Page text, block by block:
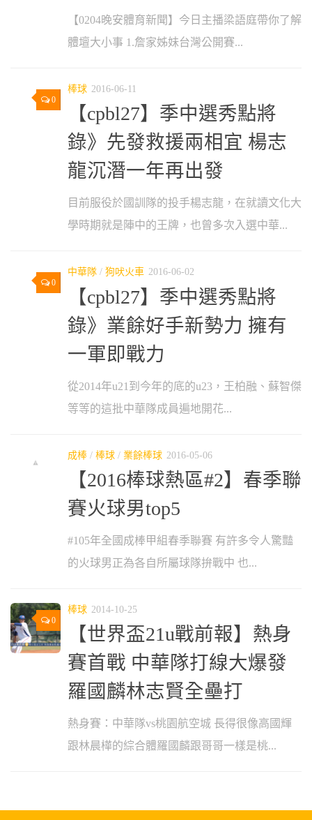
【0204晚安體育新聞】今日主播梁語庭帶你了解
體壇大小事 1.詹家姊妹台灣公開賽...
0
棒球 2016-06-11
【cpbl27】季中選秀點將
錄》先發救援兩相宜 楊志
龍沉潛一年再出發
目前服役於國訓隊的投手楊志龍，在就讀文化大
學時期就是陣中的王牌，也曾多次入選中華...
0
中華隊 / 狗吠火車 2016-06-02
【cpbl27】季中選秀點將
錄》業餘好手新勢力 擁有
一軍即戰力
從2014年u21到今年的底的u23，王柏融、蘇智傑
等等的這批中華隊成員遍地開花...
成棒 / 棒球 / 業餘棒球 2016-05-06
【2016棒球熱區#2】春季聯
賽火球男top5
#105年全國成棒甲組春季聯賽 有許多令人驚豔
的火球男正為各自所屬球隊拚戰中 也...
0
棒球 2014-10-25
【世界盃21u戰前報】熱身
賽首戰 中華隊打線大爆發
羅國麟林志賢全壘打
熱身賽：中華隊vs桃園航空城 長得很像高國輝
跟林晨樺的綜合體羅國麟跟哥哥一樣是桃...